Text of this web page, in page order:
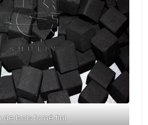
de bois fumé fini